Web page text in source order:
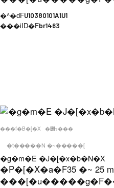
�^�ԁFU10380101A1U1
���iID�Fbr1463
���f�B�[�X �݌ɂ���
�t�����N �~�����[
�g�m�E �J�[�x�b�N�X
�P�[�X�a�F35 �~ 25
���[�u�����g�F